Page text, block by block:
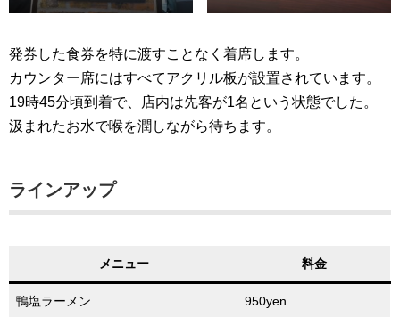
発券した食券を特に渡すことなく着席します。
カウンター席にはすべてアクリル板が設置されています。
19時45分頃到着で、店内は先客が1名という状態でした。
汲まれたお水で喉を潤しながら待ちます。
ラインアップ
メニュー 料金
鴨塩ラーメン 950yen